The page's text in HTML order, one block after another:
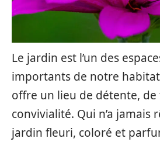
Le jardin est l’un des
importants de notre
offre un lieu de détente,
convivialité. Qui n’a jamais
jardin fleuri, coloré et